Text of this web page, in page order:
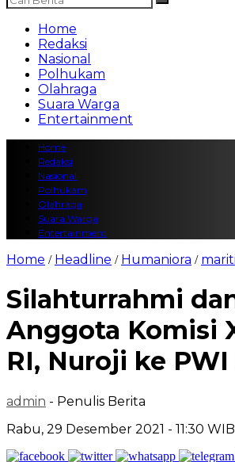
Home
Redaksi
Nasional
Polhukam
Olahraga
Suara Warga
Entertainment
Home
Redaksi
Nasional
Polhukam
Olahraga
Suara Warga
Entertainment
Home / Headline / Humaniora /
Silahturrahmi
Anggota Komisi
RI, Nuroji ke
admin - Penulis Berita
Rabu, 29 Desember 2021 - 11:30 WIB